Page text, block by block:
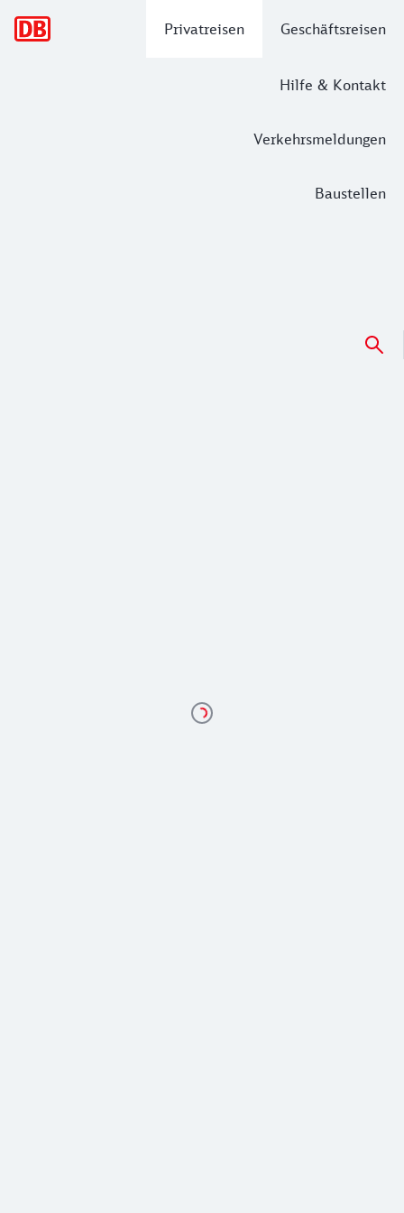
Privatreisen Geschäftsreisen
Hilfe & Kontakt
Verkehrsmeldungen
Baustellen